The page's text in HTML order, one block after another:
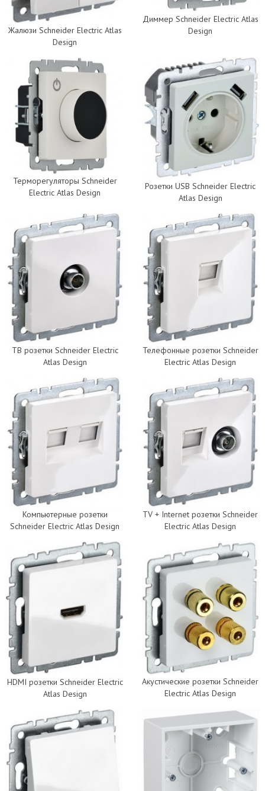
Жалюзи Schneider Electric Atlas
Design
Диммер Schneider Electric Atlas
Design
Терморегуляторы Schneider
Electric Atlas Design
Розетки USB Schneider Electric
Atlas Design
ТВ розетки Schneider Electric
Atlas Design
Телефонные розетки Schneider
Electric Atlas Design
Компьютерные розетки
Schneider Electric Atlas Design
TV + Internet розетки Schneider
Electric Atlas Design
HDMI розетки Schneider Electric
Atlas Design
Акустические розетки Schneider
Electric Atlas Design